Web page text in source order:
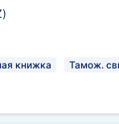
книжка Тамож.